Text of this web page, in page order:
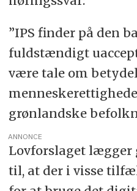
”IPS finder på den
fuldstændigt
være tale om
grønlandske
ANNONCE
Lovforslaget lægger
til, at der i visse